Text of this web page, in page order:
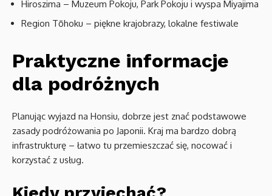
Hiroszima – Muzeum Pokoju, Park Pokoju i wyspa Miyajima
Region Tōhoku – piękne krajobrazy, lokalne festiwale
Praktyczne informacje
dla podróżnych
Planując wyjazd na Honsiu, dobrze jest znać podstawowe
zasady podróżowania po Japonii. Kraj ma bardzo dobrą
infrastrukturę – łatwo tu przemieszczać się, nocować i
korzystać z usług.